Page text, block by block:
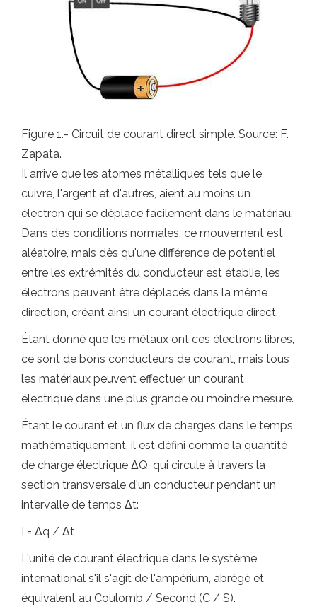
Figure 1.- Circuit de courant direct simple. Source: F.
Zapata.
Il arrive que les atomes métalliques tels que le
cuivre, l'argent et d'autres, aient au moins un
électron qui se déplace facilement dans le matériau.
Dans des conditions normales, ce mouvement est
aléatoire, mais dès qu'une différence de potentiel
entre les extrémités du conducteur est établie, les
électrons peuvent être déplacés dans la même
direction, créant ainsi un courant électrique direct.
Étant donné que les métaux ont ces électrons libres,
ce sont de bons conducteurs de courant, mais tous
les matériaux peuvent effectuer un courant
électrique dans une plus grande ou moindre mesure.
Étant le courant et un flux de charges dans le temps,
mathématiquement, il est défini comme la quantité
de charge électrique ΔQ, qui circule à travers la
section transversale d'un conducteur pendant un
intervalle de temps Δt:
I = Δq / Δt
L'unité de courant électrique dans le système
international s'il s'agit de l'ampérium, abrégé et
équivalent au Coulomb / Second (C / S).